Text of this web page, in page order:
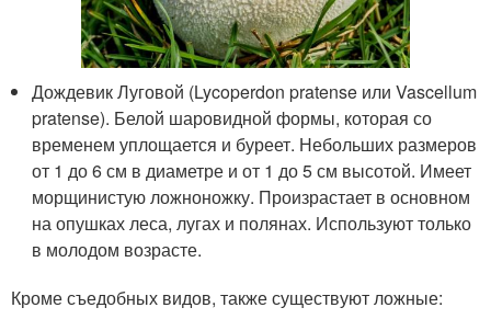
Дождевик Луговой (Lycoperdon pratense или Vascellum
pratense). Белой шаровидной формы, которая со
временем уплощается и буреет. Небольших размеров
от 1 до 6 см в диаметре и от 1 до 5 см высотой. Имеет
морщинистую ложноножку. Произрастает в основном
на опушках леса, лугах и полянах. Используют только
в молодом возрасте.
Кроме съедобных видов, также существуют ложные: